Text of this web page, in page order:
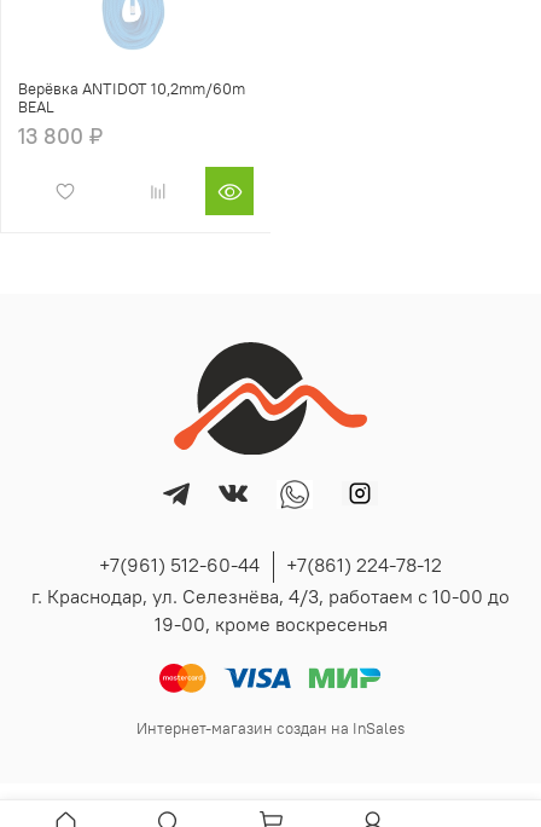
Верёвка ANTIDOT 10,2mm/60m
BEAL
13 800 ₽
+7(961) 512-60-44
+7(861) 224-78-12
г. Краснодар, ул. Селезнёва, 4/3, работаем с 10-00 до
19-00, кроме воскресенья
Интернет-магазин создан на InSales